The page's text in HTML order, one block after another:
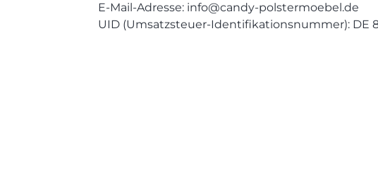
E-Mail-Adresse: info@candy-polstermoebel.de
UID (Umsatzsteuer-Identifikationsnummer): DE